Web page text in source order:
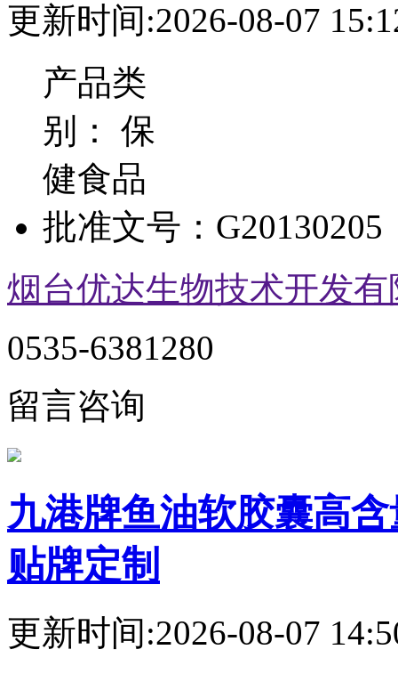
更新时间:2026-08-07
产品类
别： 保
健食品
批准文号： G20130205
烟台优达生物技术开发有
0535-6381280
留言咨询
九港牌鱼油软胶囊高
贴牌定制
更新时间:2026-08-07